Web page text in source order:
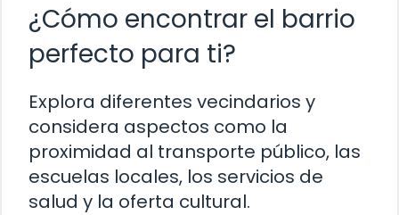
¿Cómo encontrar el barrio
perfecto para ti?
Explora diferentes vecindarios y
considera aspectos como la
proximidad al transporte público, las
escuelas locales, los servicios de
salud y la oferta cultural.